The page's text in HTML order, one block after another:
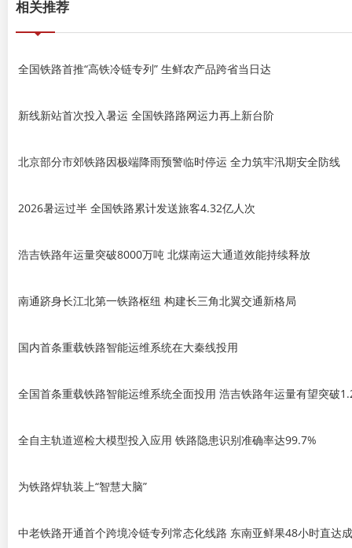
相关推荐
全国铁路首推“高铁冷链专列” 生鲜农产品跨省当日达
新线新站首次投入暑运 全国铁路路网运力再上新台阶
北京部分市郊铁路因极端降雨预警临时停运 全力筑牢汛期安全防线
2026暑运过半 全国铁路累计发送旅客4.32亿人次
浩吉铁路年运量突破8000万吨 北煤南运大通道效能持续释放
南通跻身长江北第一铁路枢纽 构建长三角北翼交通新格局
国内首条重载铁路智能运维系统在大秦线投用
全国首条重载铁路智能运维系统全面投用 浩吉铁路年运量有望突破
全自主轨道巡检大模型投入应用 铁路隐患识别准确率达99.7%
为铁路焊轨装上“智慧大脑”
中老铁路开通首个跨境冷链专列常态化线路 东南亚鲜果48小时直达